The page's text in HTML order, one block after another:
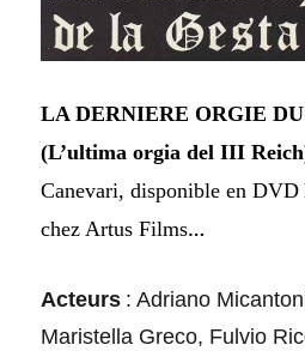
LA DERNIERE ORGIE
(L’ultima orgia del III Reich
Canevari, disponible en DVD
chez Artus Films…
Acteurs :Adriano
Maristella Greco, Fulvio